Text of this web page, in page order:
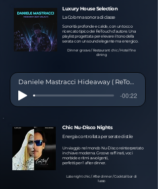
Luxury House Selection
La Colonna sonora di classe
Sonorità profonde e calde, con un tocco
ricercato tipico dei ReTouch d’autore. Una
playlist progettata per elevare il tono della
serata con un sound elegante ma energico.
Dinner groove / Restaurant chic / Hotel fine
dining
Daniele Mastracci Hideaway ( ReTouch Mix Preview wix )
-00:22
Chic Nu-Disco Nights
Energia controllata per serate di stile
Un viaggio nel mondo Nu-Disco reinterpretato
in chiave moderna. Groove raffinati, voci
morbide e ritmi avvolgenti,
perfetti per l' after dinner.
Late night chic / After dinner / Cocktail bar di
lusso